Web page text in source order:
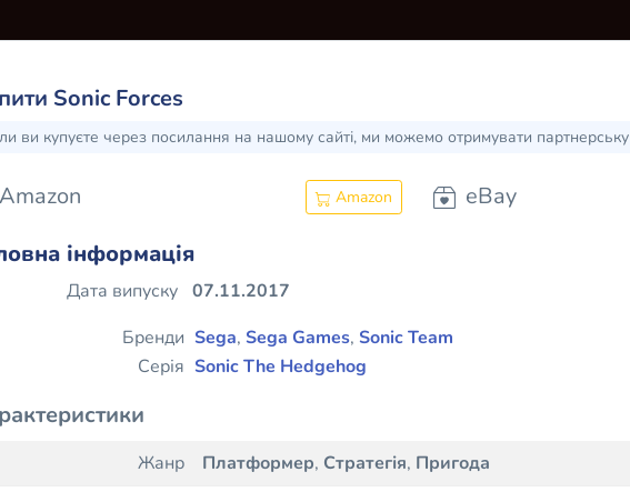
Sonic Forces
ви купуєте через посилання на нашому сайті, ми можемо отримувати партнерську
Amazon eBay
інформація
Дата випуску 07.11.2017
Бренди Sega, Sega Games, Sonic Team
Серія Sonic The Hedgehog
Жанр Платформер, Стратегія, Пригода